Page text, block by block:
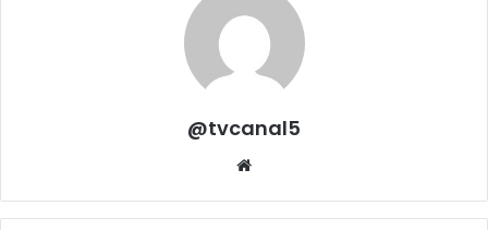
@tvcanal5